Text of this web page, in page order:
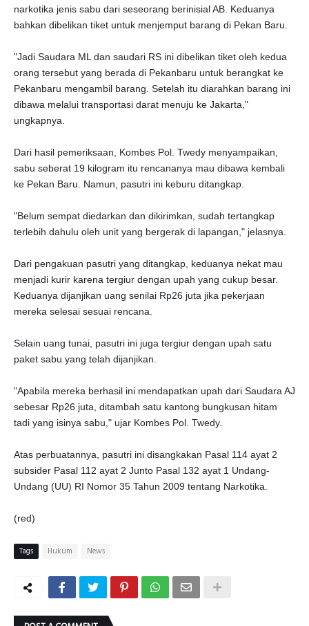
narkotika jenis sabu dari seseorang berinisial AB. Keduanya
bahkan dibelikan tiket untuk menjemput barang di Pekan Baru.
"Jadi Saudara ML dan saudari RS ini dibelikan tiket oleh kedua
orang tersebut yang berada di Pekanbaru untuk berangkat ke
Pekanbaru mengambil barang. Setelah itu diarahkan barang ini
dibawa melalui transportasi darat menuju ke Jakarta,"
ungkapnya.
Dari hasil pemeriksaan, Kombes Pol. Twedy menyampaikan,
sabu seberat 19 kilogram itu rencananya mau dibawa kembali
ke Pekan Baru. Namun, pasutri ini keburu ditangkap.
"Belum sempat diedarkan dan dikirimkan, sudah tertangkap
terlebih dahulu oleh unit yang bergerak di lapangan," jelasnya.
Dari pengakuan pasutri yang ditangkap, keduanya nekat mau
menjadi kurir karena tergiur dengan upah yang cukup besar.
Keduanya dijanjikan uang senilai Rp26 juta jika pekerjaan
mereka selesai sesuai rencana.
Selain uang tunai, pasutri ini juga tergiur dengan upah satu
paket sabu yang telah dijanjikan.
"Apabila mereka berhasil ini mendapatkan upah dari Saudara AJ
sebesar Rp26 juta, ditambah satu kantong bungkusan hitam
tadi yang isinya sabu," ujar Kombes Pol. Twedy.
Atas perbuatannya, pasutri ini disangkakan Pasal 114 ayat 2
subsider Pasal 112 ayat 2 Junto Pasal 132 ayat 1 Undang-
Undang (UU) RI Nomor 35 Tahun 2009 tentang Narkotika.
(red)
Tags Hukum News